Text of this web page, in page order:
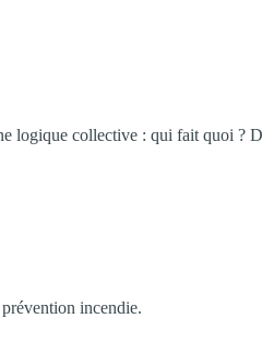
logique collective : qui fait quoi ?
incendie.